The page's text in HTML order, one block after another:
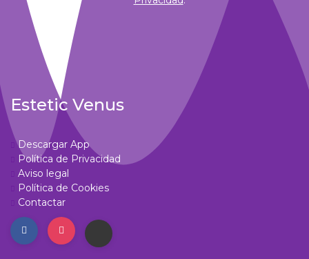
Estetic Venus
Descargar App
Política de Privacidad
Aviso legal
Política de Cookies
Contactar